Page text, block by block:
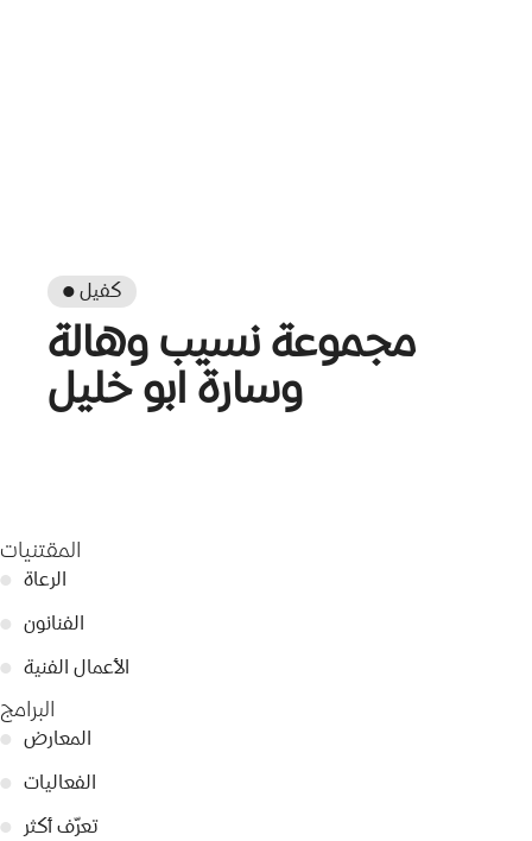
● كفيل
مجموعة نسيب وهالة
وسارة ابو خليل
المقتنيات
● الرعاة
● الفنانون
● الأعمال الفنية
البرامج
● المعارض
● الفعاليات
●
تعرّف أكثر